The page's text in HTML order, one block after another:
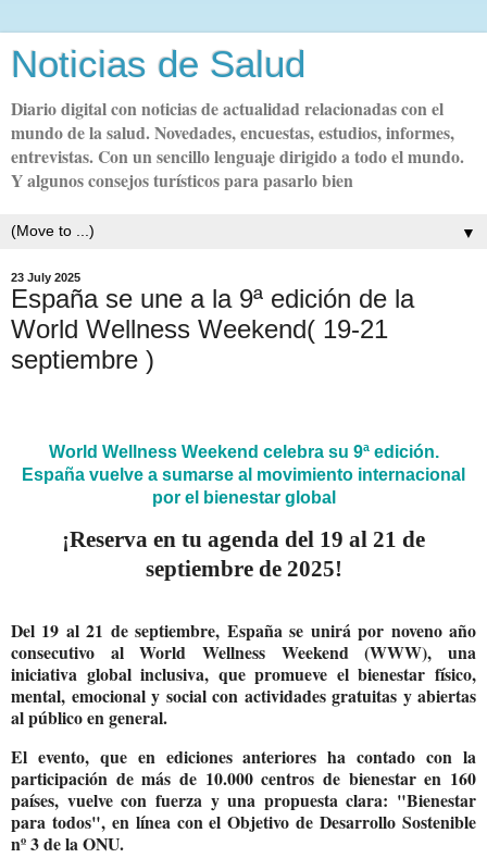
Noticias de Salud
Diario digital con noticias de actualidad relacionadas con el
mundo de la salud. Novedades, encuestas, estudios, informes,
entrevistas. Con un sencillo lenguaje dirigido a todo el mundo.
Y algunos consejos turísticos para pasarlo bien
▼
23 July 2025
España se une a la 9ª edición de la
World Wellness Weekend( 19-21
septiembre )
World Wellness Weekend celebra su 9ª edición.
España vuelve a sumarse al movimiento internacional
por el bienestar global
¡Reserva en tu agenda del 19 al 21 de
septiembre de 2025!
Del 19 al 21 de septiembre, España se unirá por noveno año
consecutivo alWorld Wellness Weekend (WWW), una
iniciativa global inclusiva, que promueve el bienestar físico,
mental, emocional y social con actividades gratuitas y abiertas
al público en general.
El evento, que en ediciones anteriores ha contado con la
participación de más de 10.000 centros de bienestar en 160
países, vuelve con fuerza y una propuesta clara: "Bienestar
para todos", en línea con elObjetivo de Desarrollo Sostenible
nº 3 de la ONU.